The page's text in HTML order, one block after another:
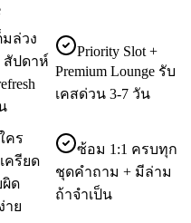
มล่วง
สัปดาห์
Priority Slot +
Premium Lounge รับ
เคสด่วน 3-7 วัน
คร
ครียด
ด
าย
ซ้อม 1:1 ครบทุก
ชุดคำถาม + มีล่าม
ถ้าจำเป็น